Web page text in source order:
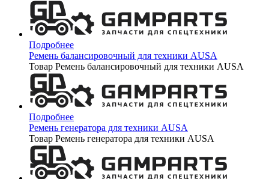
Подробнее
Ремень балансировочный для техники AUSA
Товар Ремень балансировочный для техники AUSA
Подробнее
Ремень генератора для техники AUSA
Товар Ремень генератора для техники AUSA